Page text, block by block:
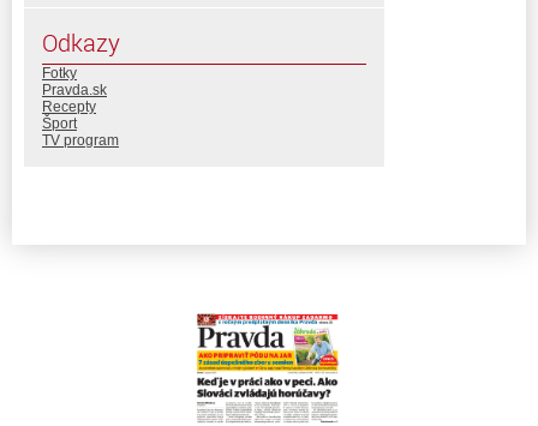
Odkazy
Fotky
Pravda.sk
Recepty
Šport
TV program